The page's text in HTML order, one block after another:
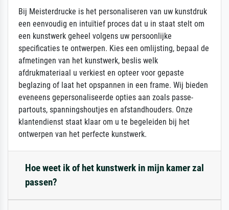
Bij Meisterdrucke is het personaliseren van uw kunstdruk
een eenvoudig en intuïtief proces dat u in staat stelt om
een kunstwerk geheel volgens uw persoonlijke
specificaties te ontwerpen. Kies een omlijsting, bepaal de
afmetingen van het kunstwerk, beslis welk
afdrukmateriaal u verkiest en opteer voor gepaste
beglazing of laat het opspannen in een frame. Wij bieden
eveneens gepersonaliseerde opties aan zoals passe-
partouts, spanningshoutjes en afstandhouders. Onze
klantendienst staat klaar om u te begeleiden bij het
ontwerpen van het perfecte kunstwerk.
Hoe weet ik of het kunstwerk in mijn kamer zal
passen?